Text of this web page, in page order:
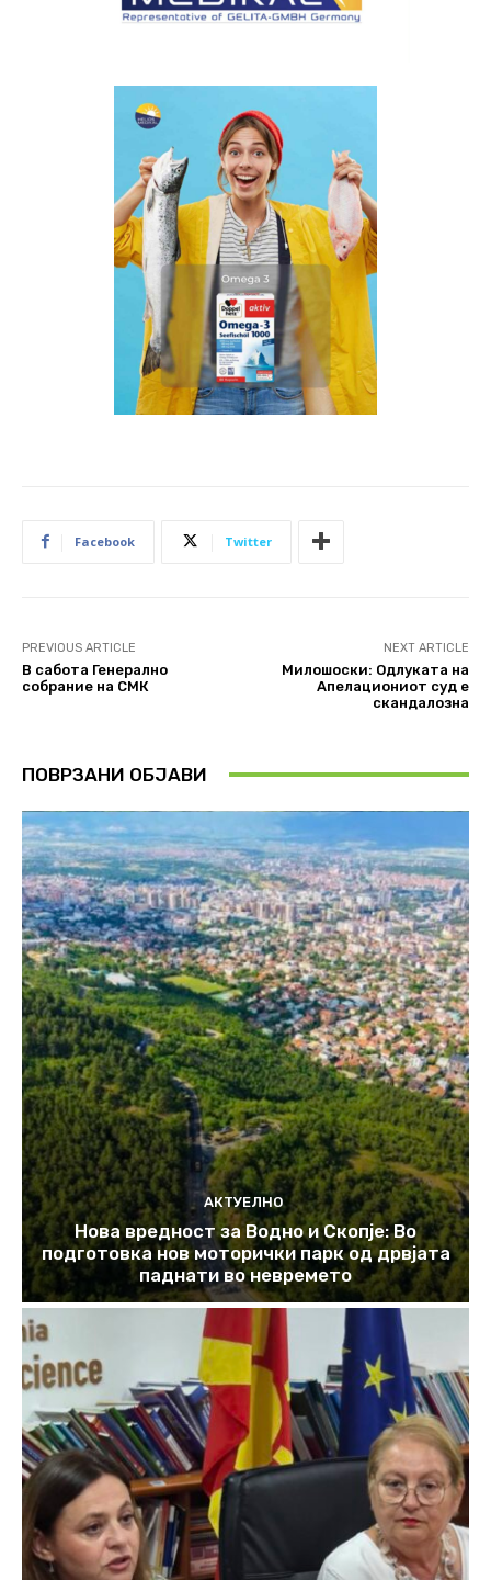
Facebook Twitter
PREVIOUS ARTICLE
В сабота Генерално
собрание на СМК
NEXT ARTICLE
Милошоски: Одлуката на
Апелациониот суд е
скандалозна
ПОВРЗАНИ ОБЈАВИ
АКТУЕЛНО
Нова вредност за Водно и Скопје: Во
подготовка нов моторички парк од дрвјата
паднати во невремето